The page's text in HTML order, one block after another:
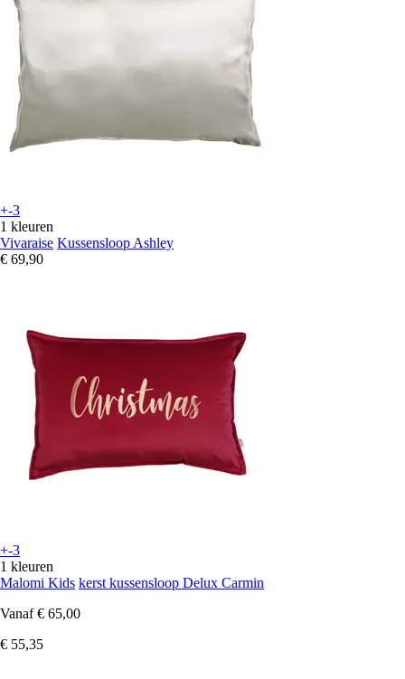
+-3
1 kleuren
Vivaraise Kussensloop Ashley
€ 69,90
+-3
1 kleuren
Malomi Kids kerst kussensloop Delux Carmin
Vanaf € 65,00
€ 55,35